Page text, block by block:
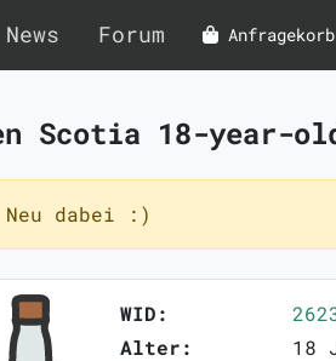
News Forum Anfragekorb
Scotia 18-year-
Neu dabei :)
WID:
Alter:
18